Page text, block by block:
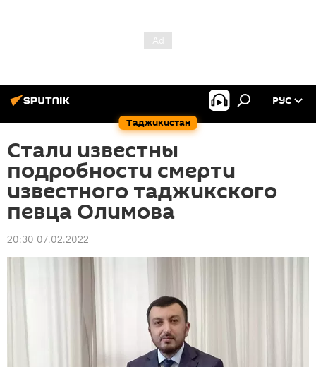
Таджикистан
РУС
Стали известны
подробности смерти
известного таджикского
певца Олимова
20:30 07.02.2022